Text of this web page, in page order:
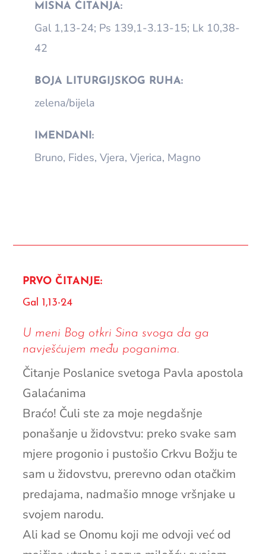
MISNA ČITANJA:
Gal 1,13-24; Ps 139,1-3.13-15; Lk 10,38-
42
BOJA LITURGIJSKOG RUHA:
zelena/bijela
IMENDANI:
Bruno, Fides, Vjera, Vjerica, Magno
PRVO ČITANJE:
Gal 1,13-24
U meni Bog otkri Sina svoga da ga
navješćujem među poganima.
Čitanje Poslanice svetoga Pavla apostola
Galaćanima
Braćo! Čuli ste za moje negdašnje
ponašanje u židovstvu: preko svake sam
mjere progonio i pustošio Crkvu Božju te
sam u židovstvu, prerevno odan otačkim
predajama, nadmašio mnoge vršnjake u
svojem narodu.
Ali kad se Onomu koji me odvoji već od